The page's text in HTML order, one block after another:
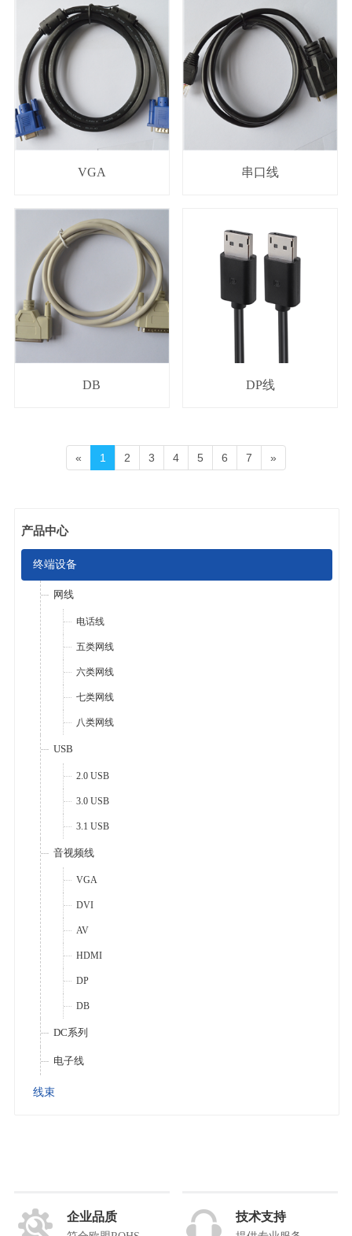
VGA 串口线
DB DP线
« 1 2 3 4 5 6 7 »
产品中心
终端设备
网线
电话线
五类网线
六类网线
七类网线
八类网线
USB
2.0 USB
3.0 USB
3.1 USB
音视频线
VGA
DVI
AV
HDMI
DP
DB
DC系列
电子线
线束
企业品质 技术支持